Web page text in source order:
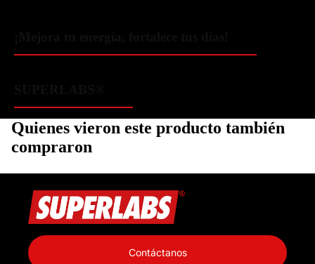
Quienes vieron este producto también
compraron
Contáctanos
Información de contacto